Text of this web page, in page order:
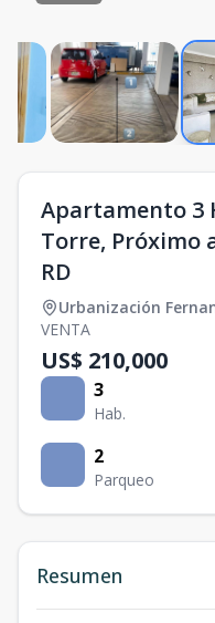
Apartamento 3
Torre, Próximo
RD
Urbanización
VENTA
US$ 210,000
3
Hab.
2
Parqueo
Resumen